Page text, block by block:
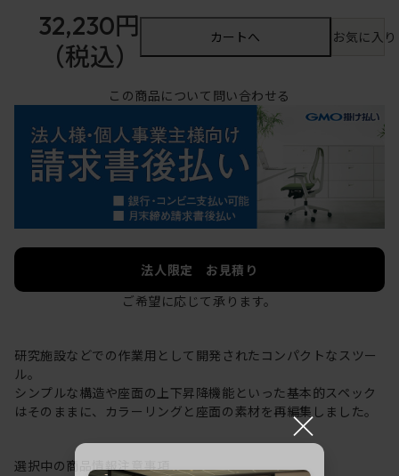
32,230円
（税込）
カートへ お気に入
この商品について問い合わせる
法人限定 お見積り
ご希望に応じて承ります。
研究施設などでの作業用として開発されたコンパクトなスツー
ル。
シンプルな構造や座面の上下昇降機能といった基本的スペック
はそのままに、カラーリングと座面の素材を再編集しました。
選択中の商品情報注意事項
×